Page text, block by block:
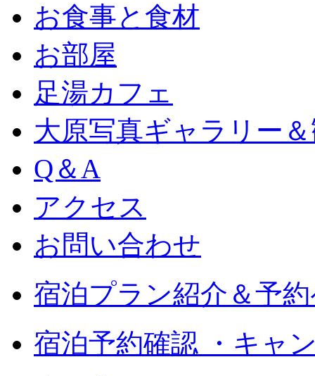
お食事と食材
お部屋
足湯カフェ
大原写真ギャラリー
Q＆A
アクセス
お問い合わせ
宿泊プラン紹介＆予
宿泊予約確認 ・キャ